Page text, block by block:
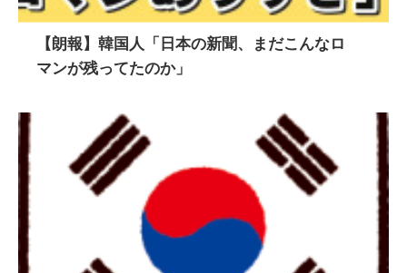
【朗報】韓国人「日本の新聞、まだこんなロ
マンが残ってたのか」